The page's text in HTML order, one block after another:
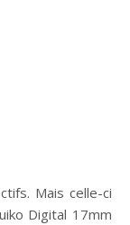
Mais celle-ci
Digital 17mm